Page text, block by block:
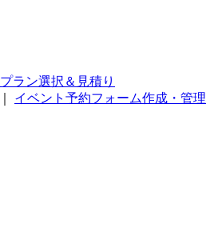
プラン選択＆見積り
イベント予約フォーム作成・管理